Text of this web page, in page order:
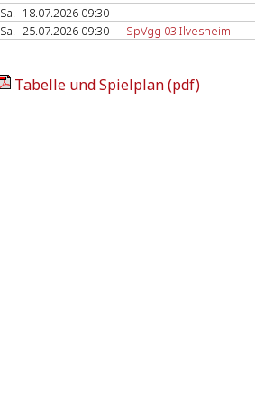
Sa. 18.07.2026 09:30
Sa. 25.07.2026 09:30 SpVgg 03 Ilvesheim
Tabelle und Spielplan (pdf)